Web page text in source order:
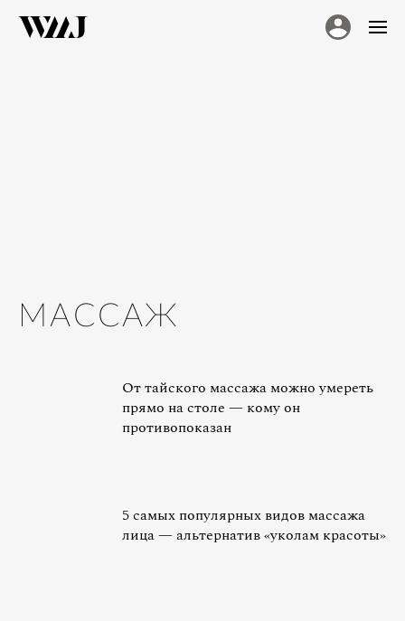
МАССАЖ
От тайского массажа можно умереть
прямо на столе — кому он
противопоказан
5 самых популярных видов массажа
лица — альтернатив «уколам красоты»